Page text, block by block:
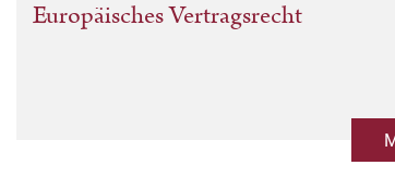
Europäisches Vertragsrecht